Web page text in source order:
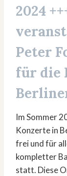
2024
Peter
für die
Im Sommer
Konzerte in
frei und für
kompletter
statt. Diese